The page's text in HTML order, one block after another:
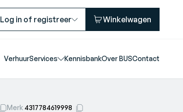
Log in of registreer Winkelwagen
VerhuurServices KennisbankOver BUSContact
Merk 4317784619998